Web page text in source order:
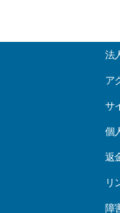
法
ア
サ
個
返
リ
障